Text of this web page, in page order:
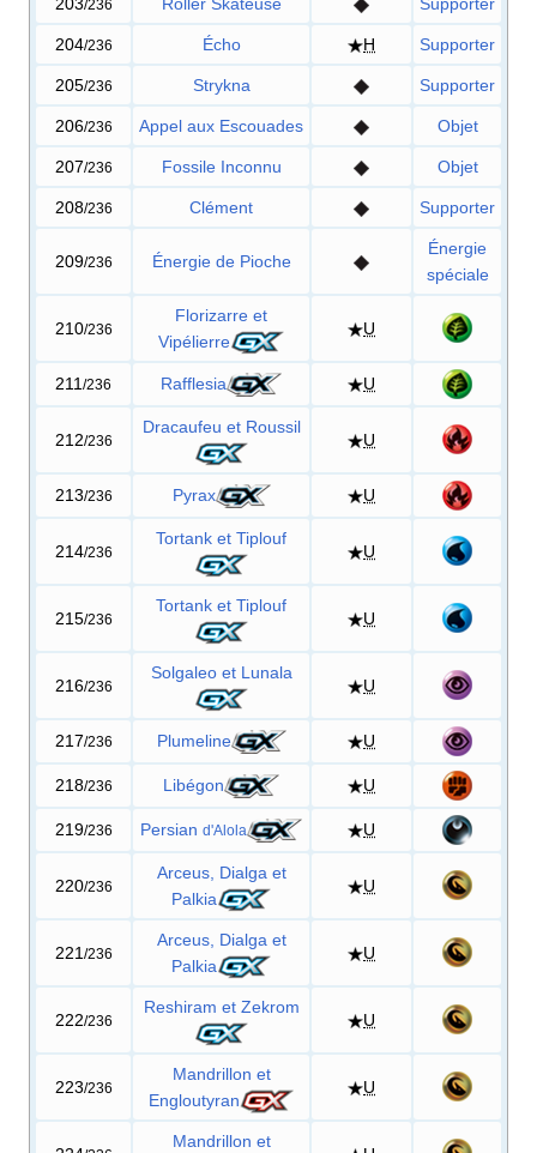
/236
204/236 Écho H Supporter
205/236 Strykna Supporter
206/236 Appel aux Escouades Objet
207/236 Fossile Inconnu Objet
208/236 Clément Supporter
209/236 Énergie de Pioche
Énergie
spéciale
210/236
Florizarre et
Vipélierre
U
211 /236 Rafflesia U
212/236
Dracaufeu et Roussil
U
213/236 Pyrax U
214/236
Tortank et Tiplouf
U
215/236
Tortank et Tiplouf
U
216/236
Solgaleo et Lunala
U
217/236 Plumeline U
218/236 Libégon U
219/236 Persian d'Alola U
220/236
Arceus, Dialga et
Palkia
U
221 /236
Arceus, Dialga et
Palkia
U
222/236
Reshiram et Zekrom
U
223/236
Mandrillon et
Engloutyran
U
Mandrillon et